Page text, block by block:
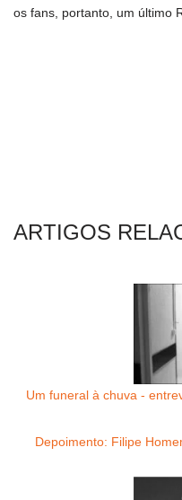
os fans, portanto, um último
ARTIGOS
Um funeral à chuva -
Depoimento: Filipe